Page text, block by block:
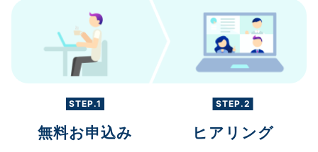
STEP.1
無料お申込み
STEP.2
ヒアリング